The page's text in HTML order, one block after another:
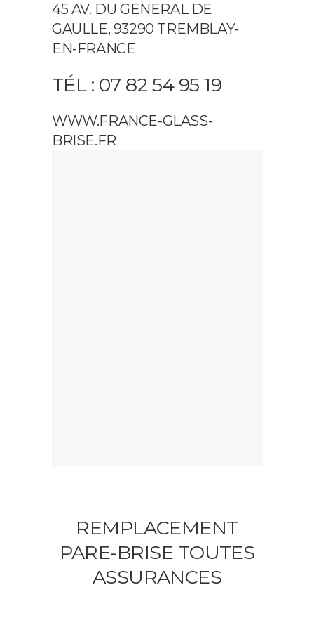
45 AV. DU GENERAL DE
GAULLE, 93290 TREMBLAY-
EN-FRANCE
TÉL : 07 82 54 95 19
WWW.FRANCE-GLASS-
BRISE.FR
REMPLACEMENT
PARE-BRISE TOUTES
ASSURANCES